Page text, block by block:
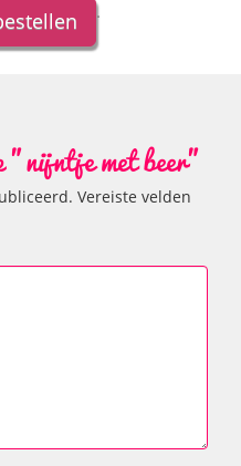
.
"nijntje met beer"
Vereiste velden